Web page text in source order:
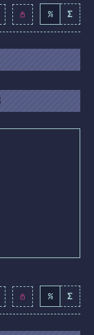
9413 % Σ
82.2 % (9445
% Σ